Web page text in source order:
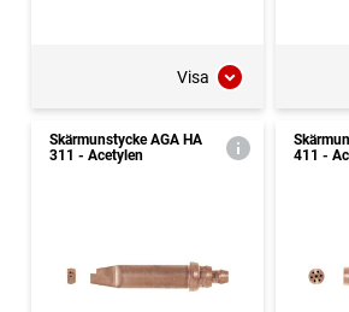
Visa
Skärmunstycke AGA HA
311 - Acetylen
411 -